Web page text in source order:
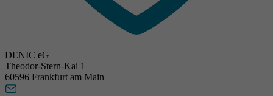
DENIC eG
Theodor-Stern-Kai 1
60596 Frankfurt am Main